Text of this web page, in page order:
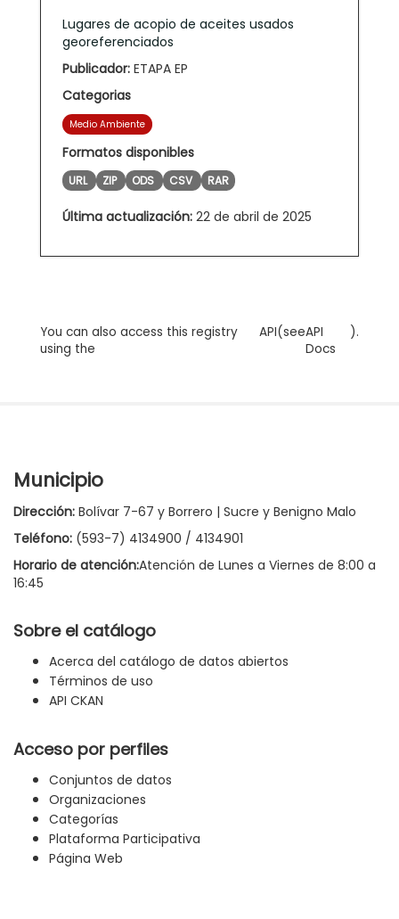
Lugares de acopio de aceites usados
georeferenciados
Publicador: ETAPA EP
Categorias
Medio Ambiente
Formatos disponibles
URL ZIP ODS CSV RAR
Última actualización: 22 de abril de 2025
You can also access this registry
using the
API(seeAPI
Docs
).
Municipio
Dirección: Bolívar 7-67 y Borrero | Sucre y Benigno Malo
Teléfono: (593-7) 4134900 / 4134901
Horario de atención:Atención de Lunes a Viernes de 8:00 a
16:45
Sobre el catálogo
Acerca del catálogo de datos abiertos
Términos de uso
API CKAN
Acceso por perfiles
Conjuntos de datos
Organizaciones
Categorías
Plataforma Participativa
Página Web